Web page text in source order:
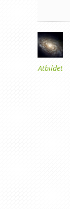
Atbildēt